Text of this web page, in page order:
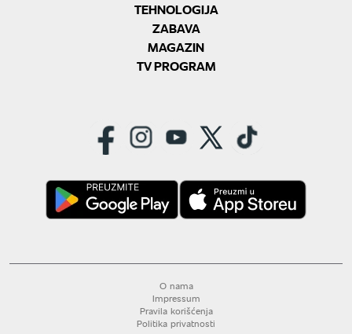
TEHNOLOGIJA
ZABAVA
MAGAZIN
TV PROGRAM
O nama
Impressum
Pravila korišćenja
Politika privatnosti